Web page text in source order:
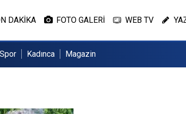
DAKİKA FOTO GALERİ WEB TV
Spor Kadınca Magazin